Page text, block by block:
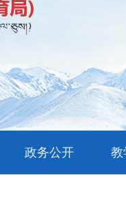
政务公开 教